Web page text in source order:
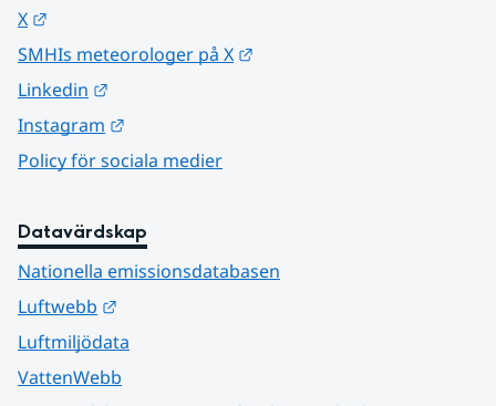
X
SMHIs meteorologer på X
Linkedin
Instagram
Policy för sociala medier
Datavärdskap
Nationella emissionsdatabasen
Luftwebb
Luftmiljödata
VattenWebb